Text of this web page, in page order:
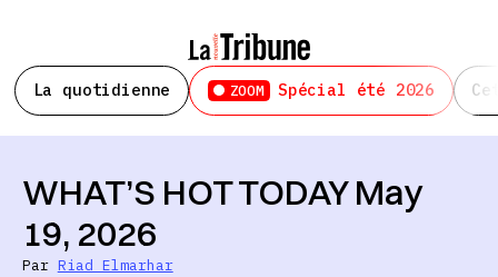
La quotidienne ZOOM Spécial été 2026
WHAT’S HOT TODAY May
19, 2026
Par Riad Elmarhar